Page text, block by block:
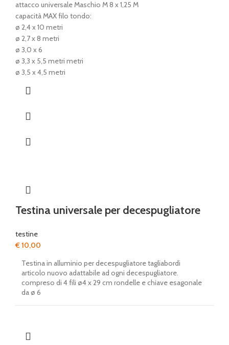
attacco universale Maschio M 8 x 1,25 M
capacità MAX filo tondo:
ø 2,4 x 10 metri
ø 2,7 x 8 metri
ø 3,0 x 6
ø 3,3 x 5,5 metri metri
ø 3,5 x 4,5 metri
Testina universale per decespugliatore
testine
€10,00
Testina in alluminio per decespugliatore tagliabordi
articolo nuovo adattabile ad ogni decespugliatore.
compreso di 4 fili ø4 x 29 cm rondelle e chiave esagonale
da ø 6